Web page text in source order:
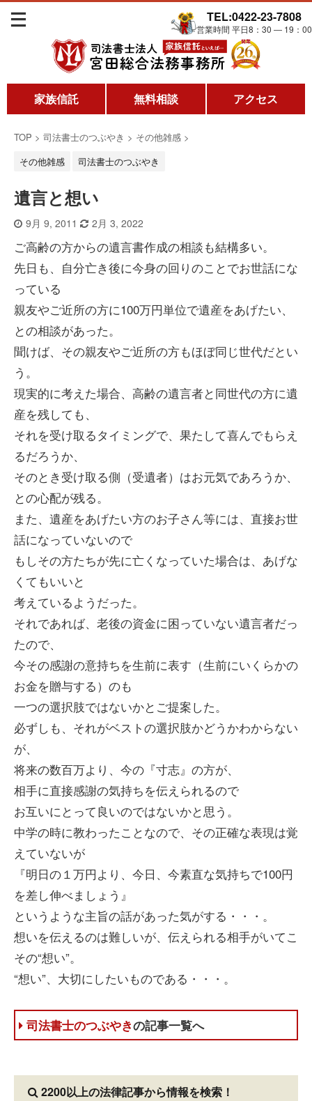
TEL:0422-23-7808
営業時間 平日8：30 ― 19：00
家族信託 無料相談 アクセス
TOP > 司法書士のつぶやき > その他雑感 >
その他雑感
司法書士のつぶやき
遺言と想い
9月 9, 2011 2月 3, 2022
ご高齢の方からの遺言書作成の相談も結構多い。
先日も、自分亡き後に今身の回りのことでお世話にな
っている
親友やご近所の方に100万円単位で遺産をあげたい、
との相談があった。
聞けば、その親友やご近所の方もほぼ同じ世代だとい
う。
現実的に考えた場合、高齢の遺言者と同世代の方に遺
産を残しても、
それを受け取るタイミングで、果たして喜んでもらえ
るだろうか、
そのとき受け取る側（受遺者）はお元気であろうか、
との心配が残る。
また、遺産をあげたい方のお子さん等には、直接お世
話になっていないので
もしその方たちが先に亡くなっていた場合は、あげな
くてもいいと
考えているようだった。
それであれば、老後の資金に困っていない遺言者だっ
たので、
今その感謝の意持ちを生前に表す（生前にいくらかの
お金を贈与する）のも
一つの選択肢ではないかとご提案した。
必ずしも、それがベストの選択肢かどうかわからない
が、
将来の数百万より、今の『寸志』の方が、
相手に直接感謝の気持ちを伝えられるので
お互いにとって良いのではないかと思う。
中学の時に教わったことなので、その正確な表現は覚
えていないが
『明日の１万円より、今日、今素直な気持ちで100円
を差し伸べましょう』
というような主旨の話があった気がする・・・。
想いを伝えるのは難しいが、伝えられる相手がいてこ
その“想い”。
“想い”、大切にしたいものである・・・。
司法書士のつぶやきの記事一覧へ
2200以上の法律記事から情報を検索！